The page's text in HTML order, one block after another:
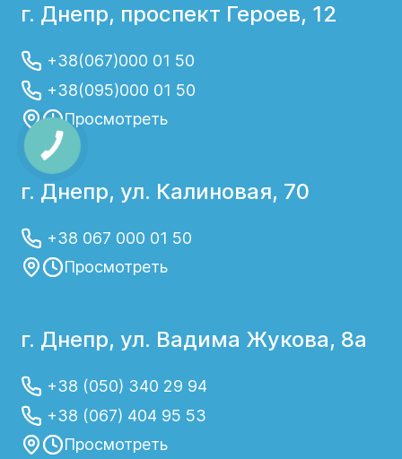
г. Днепр, проспект Героев, 12
+38(067)000 01 50
+38(095)000 01 50
Просмотреть
г. Днепр, ул. Калиновая, 70
+38 067 000 01 50
Просмотреть
г. Днепр, ул. Вадима Жукова, 8а
+38 (050) 340 29 94
+38 (067) 404 95 53
Просмотреть